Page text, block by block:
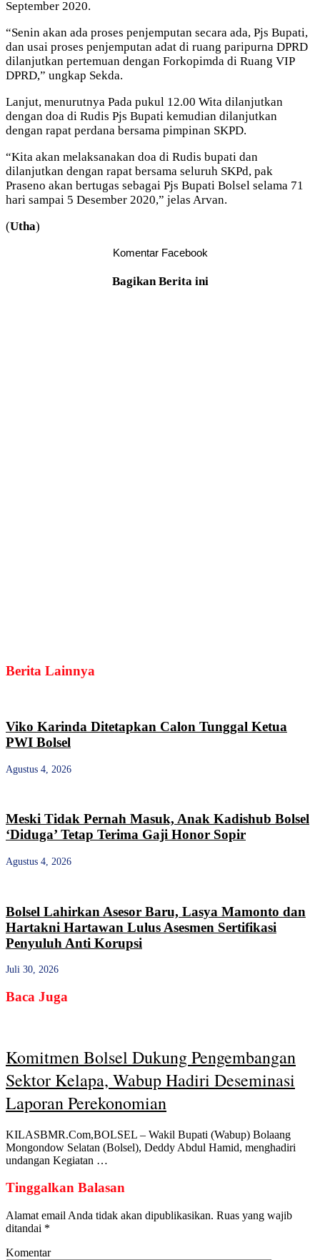
September 2020.
“Senin akan ada proses penjemputan secara ada, Pjs Bupati,
dan usai proses penjemputan adat di ruang paripurna DPRD
dilanjutkan pertemuan dengan Forkopimda di Ruang VIP
DPRD,” ungkap Sekda.
Lanjut, menurutnya Pada pukul 12.00 Wita dilanjutkan
dengan doa di Rudis Pjs Bupati kemudian dilanjutkan
dengan rapat perdana bersama pimpinan SKPD.
“Kita akan melaksanakan doa di Rudis bupati dan
dilanjutkan dengan rapat bersama seluruh SKPd, pak
Praseno akan bertugas sebagai Pjs Bupati Bolsel selama 71
hari sampai 5 Desember 2020,” jelas Arvan.
(Utha)
Komentar Facebook
Bagikan Berita ini
Berita Lainnya
Viko Karinda Ditetapkan Calon Tunggal Ketua
PWI Bolsel
Agustus 4, 2026
Meski Tidak Pernah Masuk, Anak Kadishub Bolsel
‘Diduga’ Tetap Terima Gaji Honor Sopir
Agustus 4, 2026
Bolsel Lahirkan Asesor Baru, Lasya Mamonto dan
Hartakni Hartawan Lulus Asesmen Sertifikasi
Penyuluh Anti Korupsi
Juli 30, 2026
Baca Juga
Komitmen Bolsel Dukung Pengembangan
Sektor Kelapa, Wabup Hadiri Deseminasi
Laporan Perekonomian
KILASBMR.Com,BOLSEL – Wakil Bupati (Wabup) Bolaang
Mongondow Selatan (Bolsel), Deddy Abdul Hamid, menghadiri
undangan Kegiatan …
Tinggalkan Balasan
Alamat email Anda tidak akan dipublikasikan. Ruas yang wajib
ditandai *
Komentar